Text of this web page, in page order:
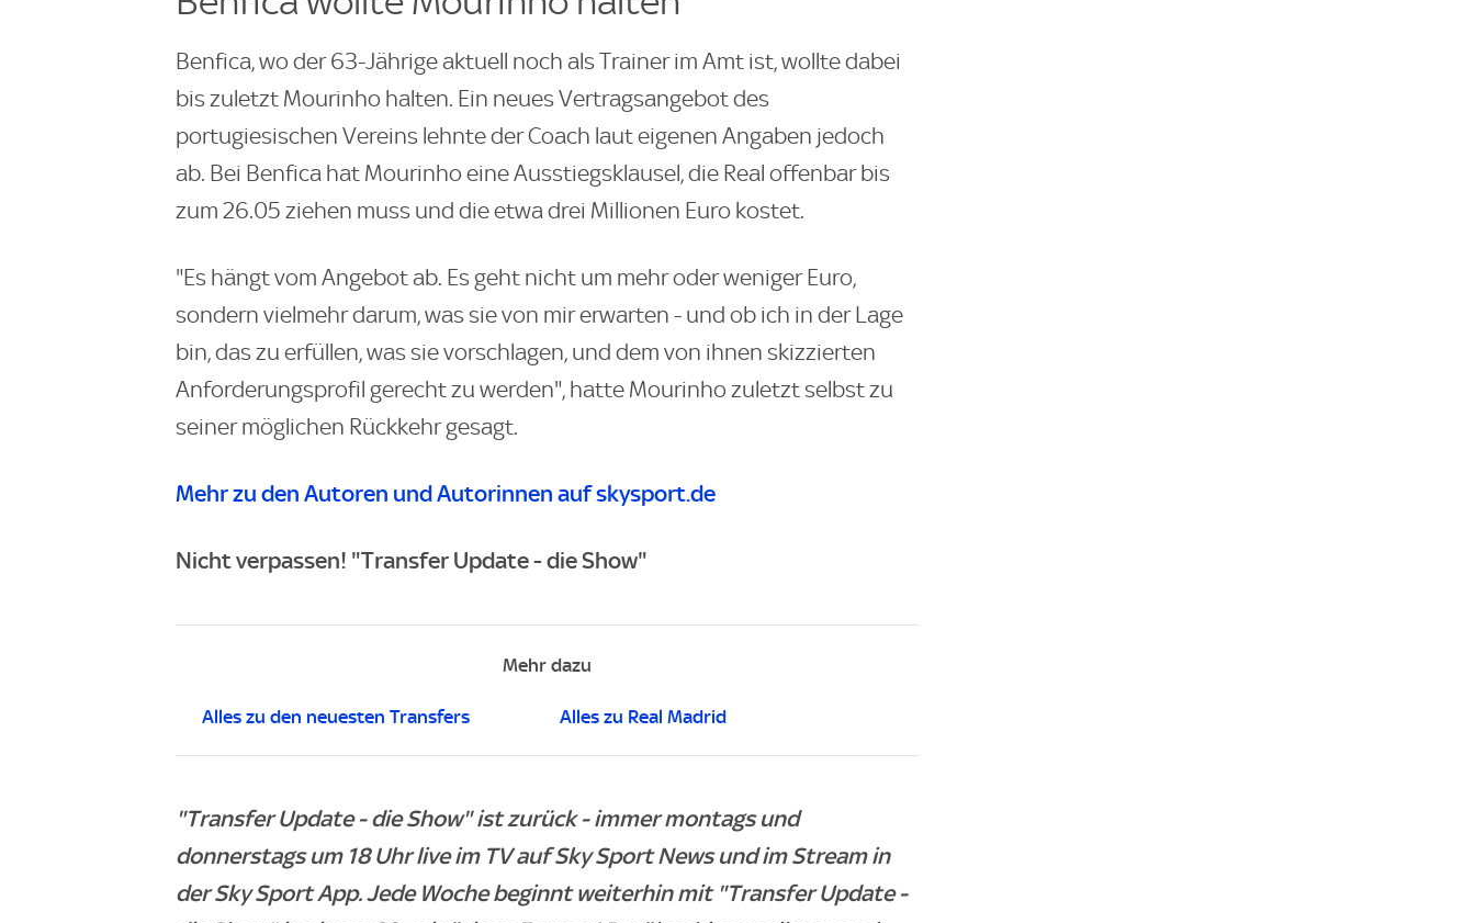
Benfica, wo der 63-Jährige aktuell noch als Trainer im Amt ist, wollte dabei
bis zuletzt Mourinho halten. Ein neues Vertragsangebot des
portugiesischen Vereins lehnte der Coach laut eigenen Angaben jedoch
ab. Bei Benfica hat Mourinho eine Ausstiegsklausel, die Real offenbar bis
zum 26.05 ziehen muss und die etwa drei Millionen Euro kostet.
"Es hängt vom Angebot ab. Es geht nicht um mehr oder weniger Euro,
sondern vielmehr darum, was sie von mir erwarten - und ob ich in der Lage
bin, das zu erfüllen, was sie vorschlagen, und dem von ihnen skizzierten
Anforderungsprofil gerecht zu werden", hatte Mourinho zuletzt selbst zu
seiner möglichen Rückkehr gesagt.
Mehr zu den Autoren und Autorinnen auf skysport.de
Nicht verpassen! "Transfer Update - die Show"
Mehr dazu
Alles zu den neuesten Transfers Alles zu Real Madrid
"Transfer Update - die Show" ist zurück - immer montags und
donnerstags um 18 Uhr live im TV auf Sky Sport News und im Stream in
der Sky Sport App. Jede Woche beginnt weiterhin mit "Transfer Update -